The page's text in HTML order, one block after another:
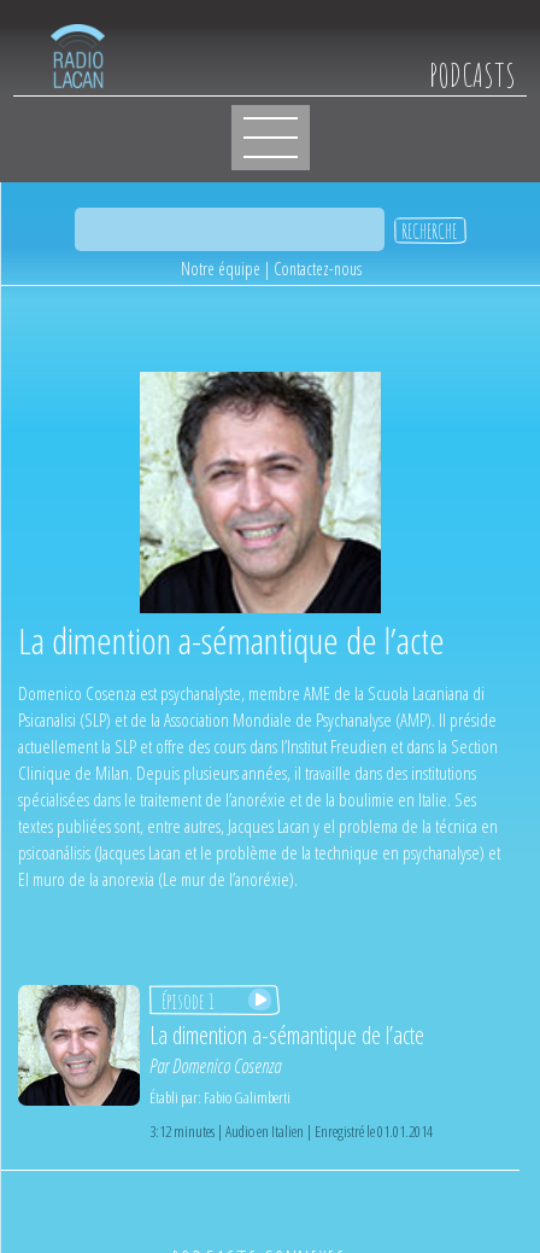
PODCASTS
Notre équipe | Contactez-nous
La dimention a-sémantique de l’acte
Domenico Cosenza est psychanalyste, membre AME de la Scuola Lacaniana di
Psicanalisi (SLP) et de la Association Mondiale de Psychanalyse (AMP). Il préside
actuellement la SLP et offre des cours dans l’Institut Freudien et dans la Section
Clinique de Milan. Depuis plusieurs années, il travaille dans des institutions
spécialisées dans le traitement de l’anoréxie et de la boulimie en Italie. Ses
textes publiées sont, entre autres, Jacques Lacan y el problema de la técnica en
psicoanálisis (Jacques Lacan et le problème de la technique en psychanalyse) et
El muro de la anorexia (Le mur de l’anoréxie).
Épisode 1
La dimention a-sémantique de l’acte
ParDomenico Cosenza
Établi par: Fabio Galimberti
3:12 minutes | Audio en Italien | Enregistré le 01.01.2014